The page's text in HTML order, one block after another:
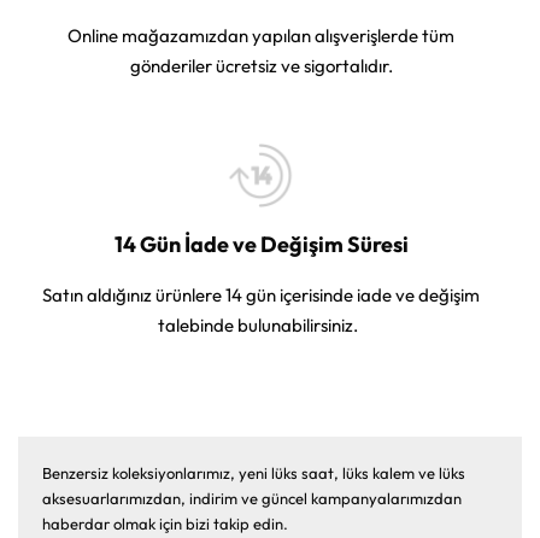
Online mağazamızdan yapılan alışverişlerde tüm
gönderiler ücretsiz ve sigortalıdır.
14 Gün İade ve Değişim Süresi
Satın aldığınız ürünlere 14 gün içerisinde iade ve değişim
talebinde bulunabilirsiniz.
Benzersiz koleksiyonlarımız, yeni lüks saat, lüks kalem ve lüks
aksesuarlarımızdan, indirim ve güncel kampanyalarımızdan
haberdar olmak için bizi takip edin.